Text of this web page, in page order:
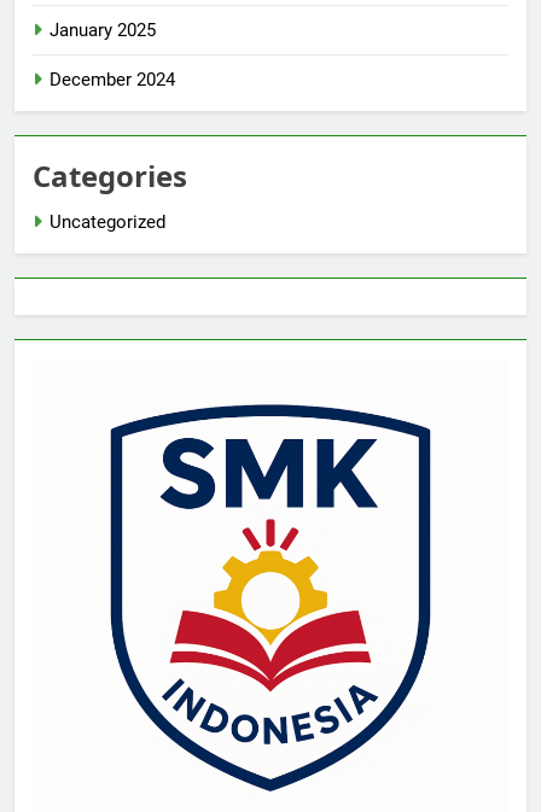
January 2025
December 2024
Categories
Uncategorized